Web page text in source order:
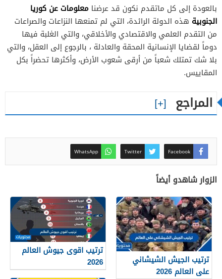
بالعودة إلى كل ماتقدم نكون قد عرضنا معلومات عن كوريا
الجنوبية هذه الدولة الرائدة، التي لم تمنعها النزاعات والصراعات
من التقدم العلمي والاقتصادي والأخلاقي، والتي الغلبة فيها
دوماً لقضايا الإنسانية المحقة والعادلة ، بالرجوع إلى العقل، والتي
بلا شك تمتلك شعباً من أرقى شعوب الأرض، وأكثرها تحضراً بكل
المقاييس.
المراجع
Facebook
Twitter
WhatsApp
الزوار شاهدو أيضاً
ترتيب الجيش الشيشاني
على العالم 2026
ترتيب اقوى جيوش العالم
2026